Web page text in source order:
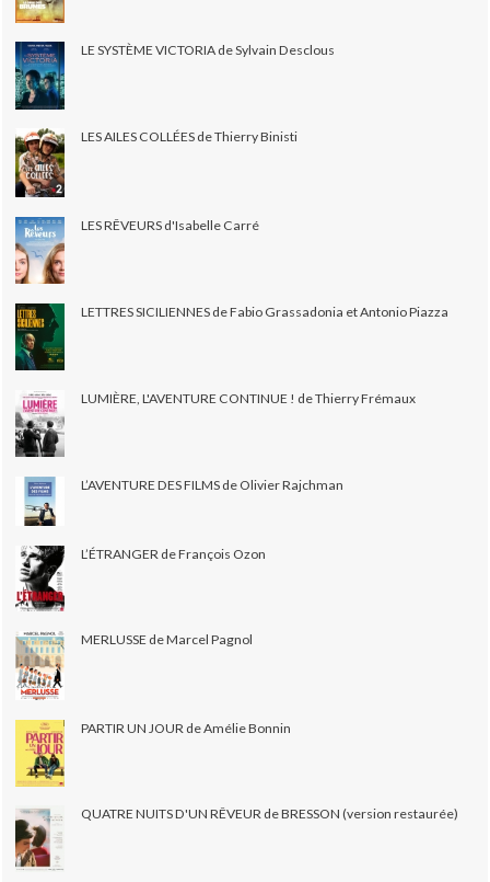
LE SYSTÈME VICTORIA de Sylvain Desclous
LES AILES COLLÉES de Thierry Binisti
LES RÊVEURS d'Isabelle Carré
LETTRES SICILIENNES de Fabio Grassadonia et Antonio Piazza
LUMIÈRE, L'AVENTURE CONTINUE ! de Thierry Frémaux
L’AVENTURE DES FILMS de Olivier Rajchman
L’ÉTRANGER de François Ozon
MERLUSSE de Marcel Pagnol
PARTIR UN JOUR de Amélie Bonnin
QUATRE NUITS D'UN RÊVEUR de BRESSON (version restaurée)